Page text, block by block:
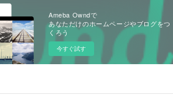
Ameba Owndで
あなただけのホームページやブログをつ
くろう
今すぐ試す